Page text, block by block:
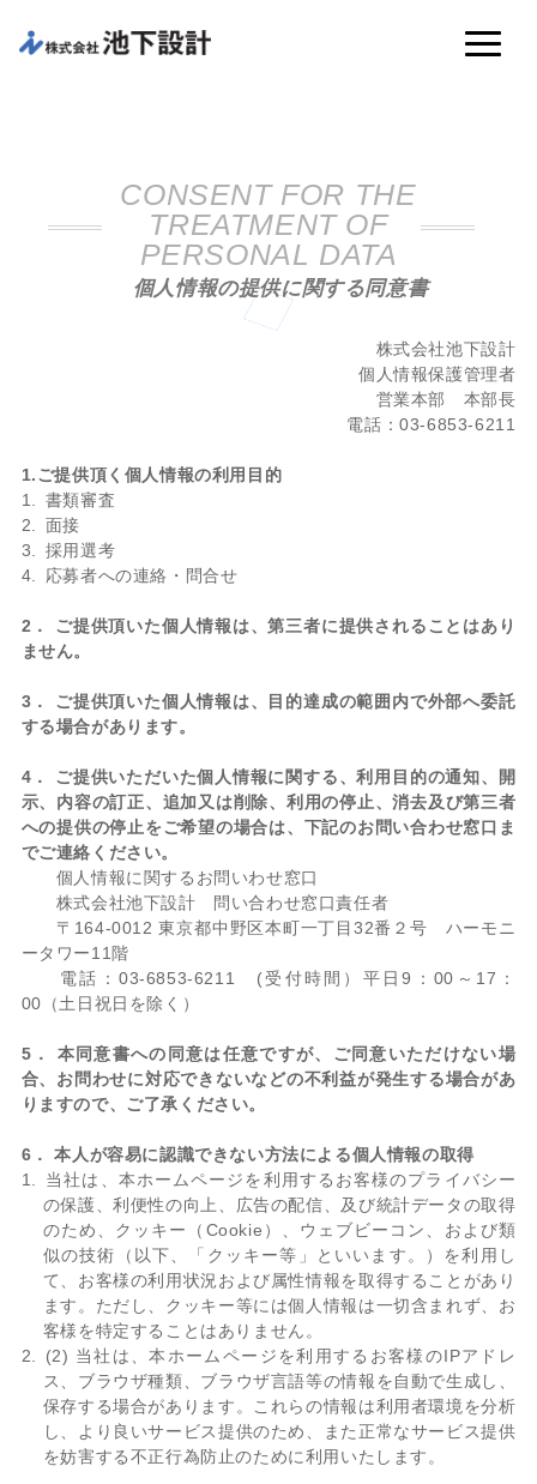
CONSENT FOR THE
TREATMENT OF
PERSONAL DATA
個人情報の提供に関する同意書
株式会社池下設計
個人情報保護管理者
営業本部 本部長
電話：03-6853-6211
1.ご提供頂く個人情報の利用目的
書類審査
面接
採用選考
応募者への連絡・問合せ
2． ご提供頂いた個人情報は、第三者に提供されることはあり
ません。
3． ご提供頂いた個人情報は、目的達成の範囲内で外部へ委託
する場合があります。
4． ご提供いただいた個人情報に関する、利用目的の通知、開
示、内容の訂正、追加又は削除、利用の停止、消去及び第三者
への提供の停止をご希望の場合は、下記のお問い合わせ窓口ま
でご連絡ください。
個人情報に関するお問いわせ窓口
株式会社池下設計 問い合わせ窓口責任者
〒164-0012 東京都中野区本町一丁目32番２号 ハーモニ
ータワー11階
電話：03-6853-6211 (受付時間）平日9：00～17：
00（土日祝日を除く）
5． 本同意書への同意は任意ですが、ご同意いただけない場
合、お問わせに対応できないなどの不利益が発生する場合があ
りますので、ご了承ください。
6． 本人が容易に認識できない方法による個人情報の取得
当社は、本ホームページを利用するお客様のプライバシー
の保護、利便性の向上、広告の配信、及び統計データの取得
のため、クッキー（Cookie）、ウェブビーコン、および類
似の技術（以下、「クッキー等」といいます。）を利用し
て、お客様の利用状況および属性情報を取得することがあり
ます。ただし、クッキー等には個人情報は一切含まれず、お
客様を特定することはありません。
(2) 当社は、本ホームページを利用するお客様のIPアドレ
ス、ブラウザ種類、ブラウザ言語等の情報を自動で生成し、
保存する場合があります。これらの情報は利用者環境を分析
し、より良いサービス提供のため、また正常なサービス提供
を妨害する不正行為防止のために利用いたします。